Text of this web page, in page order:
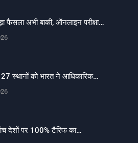
फैसला अभी बाकी, ऑनलाइन परीक्षा…
स्थानों को भारत ने आधिकारिक…
देशों पर 100% टैरिफ का…